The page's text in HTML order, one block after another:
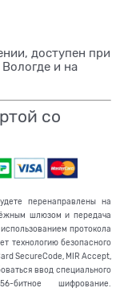
доступен при
и на
со
перенаправлены на
шлюзом и передача
протокола
технологию безопасного
SecureCode, MIR Accept,
ввод специального
битное шифрование.